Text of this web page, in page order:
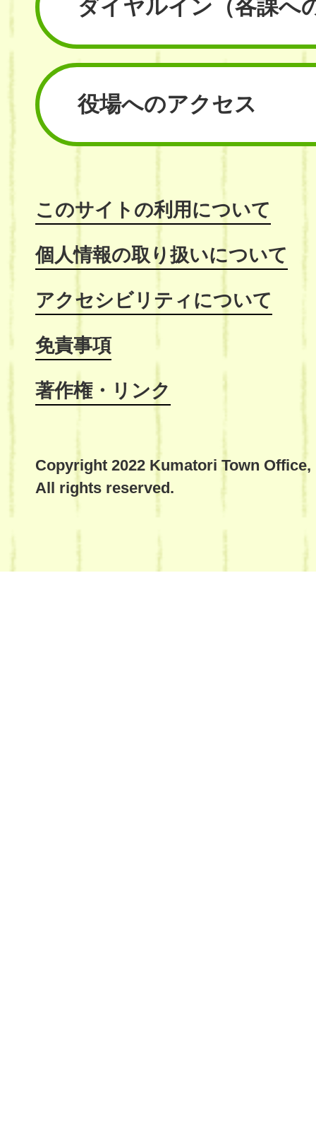
ダイヤルイン （各課へ
役場へのアクセス
このサイトの利用について
個人情報の取り扱いについて
アクセシビリティについて
免責事項
著作権・リンク
Copyright 2022 Kumatori Town Office,
All rights reserved.